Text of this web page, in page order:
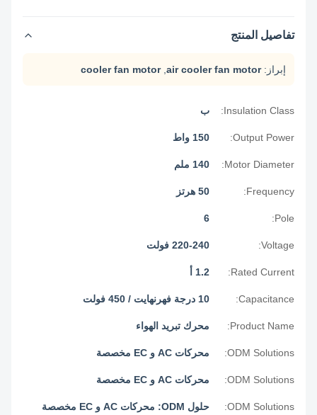
تفاصيل المنتج
air cooler fan motor
,
cooler fan motor
Insulation Class: ب
Output Power: 150 واط
Motor Diameter: 140 ملم
Frequency:
Voltage: 220-240 فولت
Rated Current: 1.2 أ
Capacitance:
Product Name: محرك تبريد الهواء
ODM Solutions: محركات AC و EC مخصصة
ODM Solutions: محركات AC و EC مخصصة
ODM Solutions: حلول ODM: محركات AC و EC مخصصة